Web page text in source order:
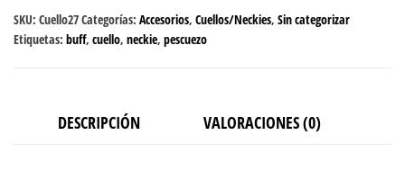
cantidad
SKU: Cuello27Categorías: Accesorios, Cuellos/Neckies, Sin categorizar
Etiquetas: buff, cuello, neckie, pescuezo
DESCRIPCIÓN VALORACIONES (0)